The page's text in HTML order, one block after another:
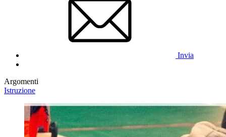
Invia
Argomenti
Istruzione